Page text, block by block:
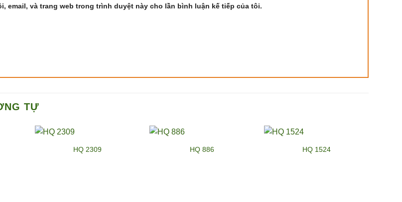
email, và trang web trong trình duyệt này cho lần bình luận kế tiếp của tôi.
TỰ
HQ 2309 HQ 886 HQ 1524